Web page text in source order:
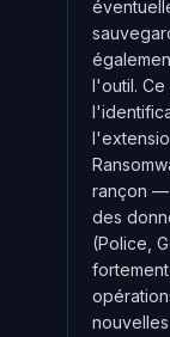
l'outil.
rançon —
des
(Police,